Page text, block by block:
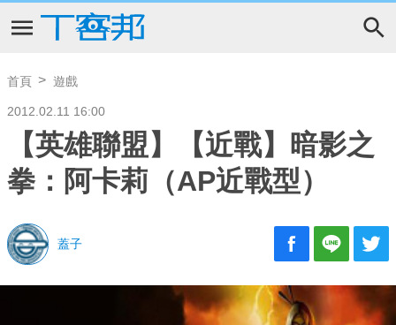
首頁 遊戲
2012.02.11 16:00
【英雄聯盟】【近戰】暗影之
拳：阿卡莉（AP近戰型）
蓋子